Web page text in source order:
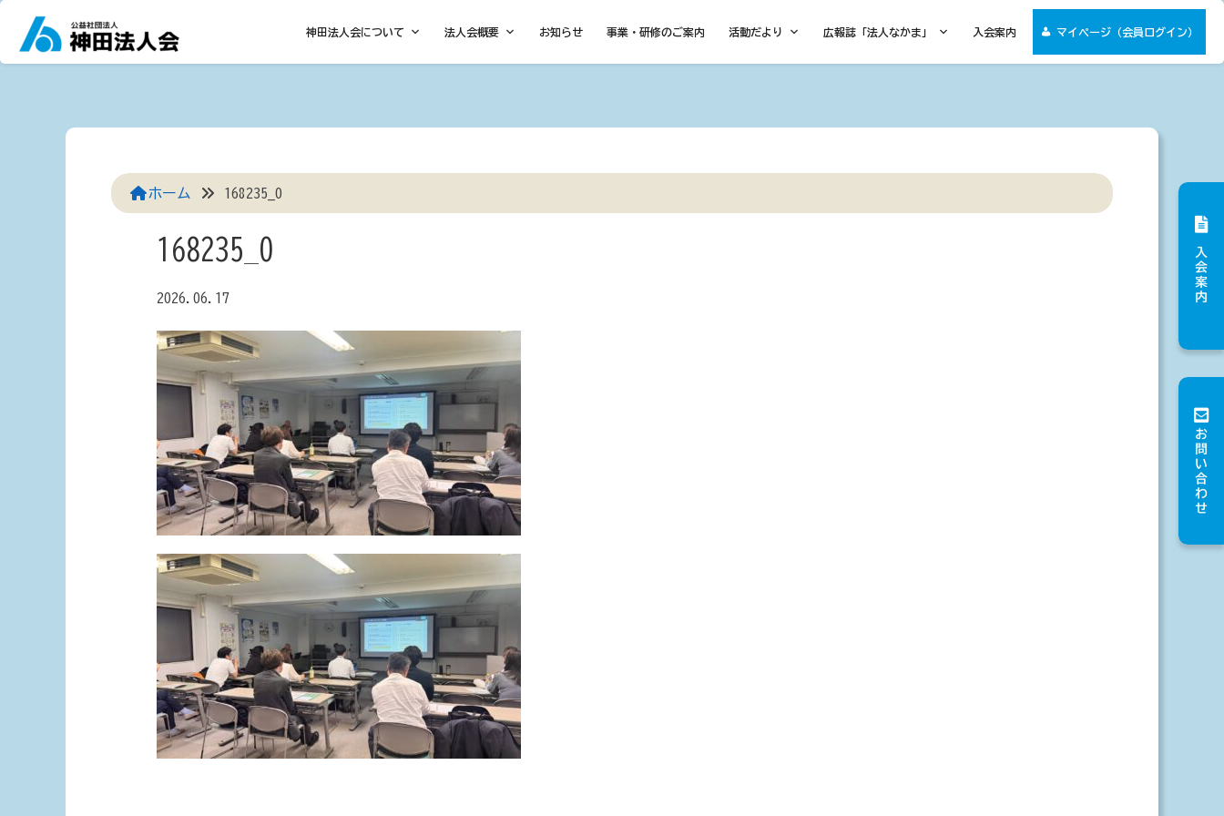
content
神田法人会について 法人会概要 お知らせ 事業・研修のご案内 活動だより 広報誌「法人なかま」 入会案内 マイページ（会員ログイン）
ホーム 168235_0
168235_0
2026.06.17